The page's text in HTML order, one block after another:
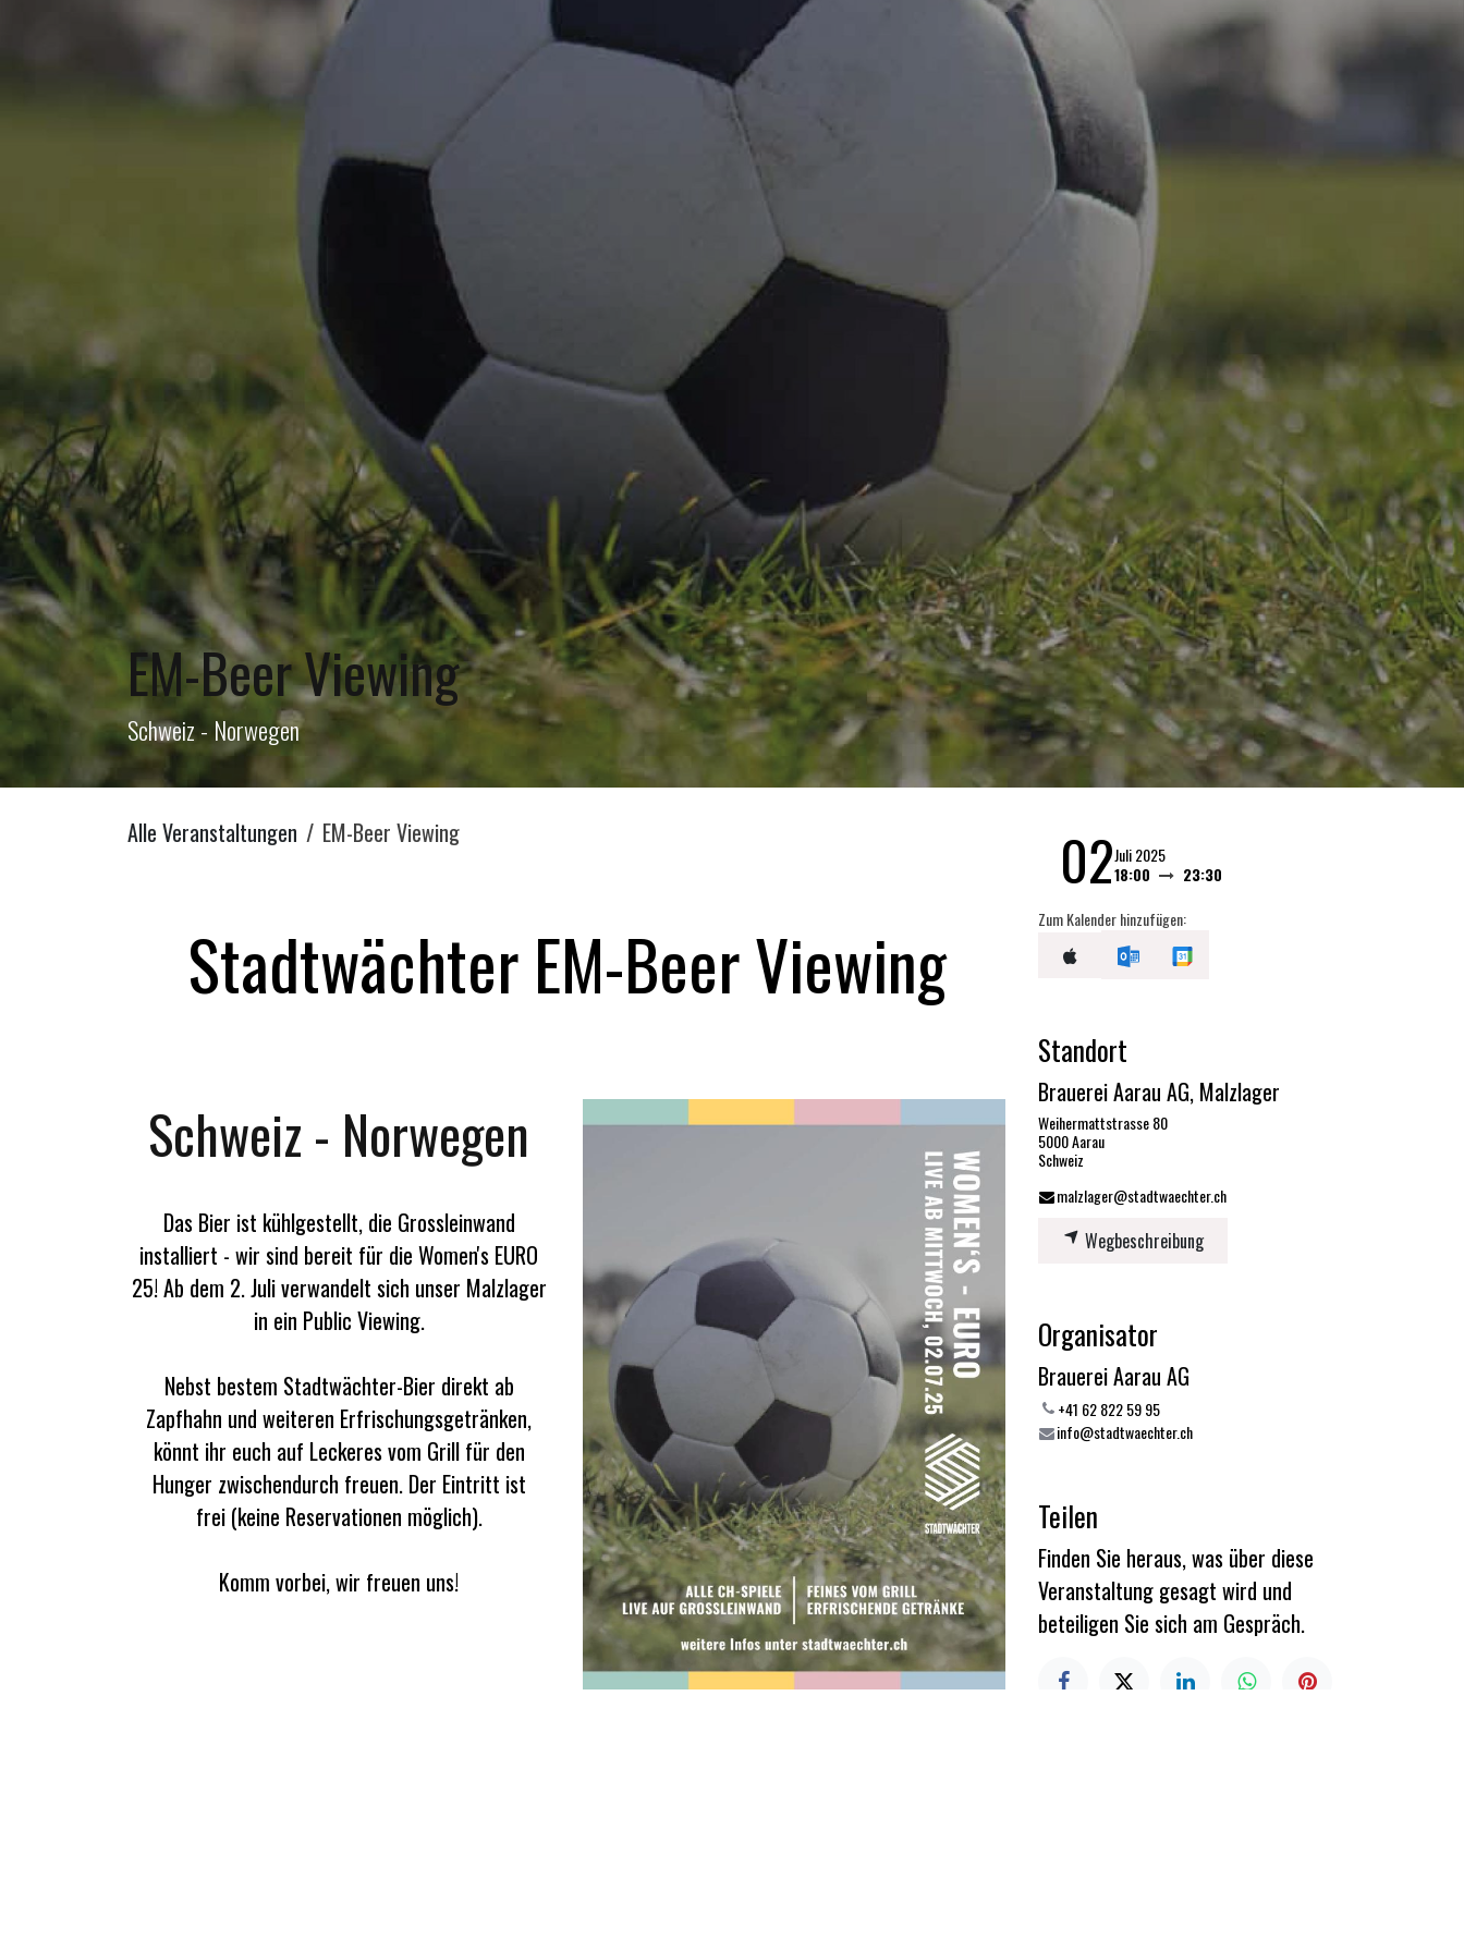
EM-Beer Viewing
Schweiz - Norwegen
Alle Veranstaltungen EM-Beer Viewing
Stadtwächter EM-Beer Viewing
Schweiz - Norwegen
Das Bier ist kühlgestellt, die Grossleinwand
installiert - wir sind bereit für die Women's EURO
25! Ab dem 2. Juli verwandelt sich unser Malzlager
in ein Public Viewing.
Nebst bestem Stadtwächter-Bier direkt ab
Zapfhahn und weiteren Erfrischungsgetränken,
könnt ihr euch auf Leckeres vom Grill für den
Hunger zwischendurch freuen. Der Eintritt ist
frei (keine Reservationen möglich).
Komm vorbei, wir freuen uns!
02Juli 2025
18:00
23:30
Zum Kalender hinzufügen:
Standort
Brauerei Aarau AG, Malzlager
Weihermattstrasse 80
5000 Aarau
Schweiz
malzlager@stadtwaechter.ch
Wegbeschreibung
Organisator
Brauerei Aarau AG
+41 62 822 59 95
info@stadtwaechter.ch
Teilen
Finden Sie heraus, was über diese
Veranstaltung gesagt wird und
beteiligen Sie sich am Gespräch.